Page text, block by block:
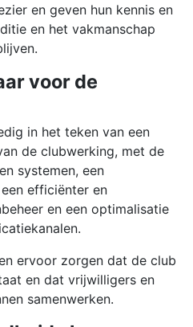
en geven hun kennis en
en het vakmanschap
voor de
in het teken van een
de clubwerking, met de
systemen, een
efficiënter en
en een optimalisatie
ervoor zorgen dat de club
en dat vrijwilligers en
samenwerken.